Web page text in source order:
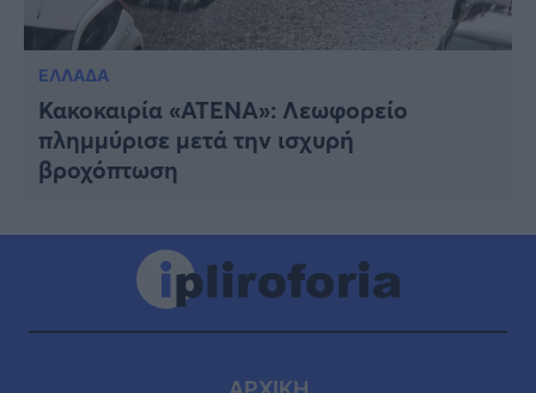
ΕΛΛΑΔΑ
Κακοκαιρία «ΑΤΕΝΑ»: Λεωφορείο
πλημμύρισε μετά την ισχυρή
βροχόπτωση